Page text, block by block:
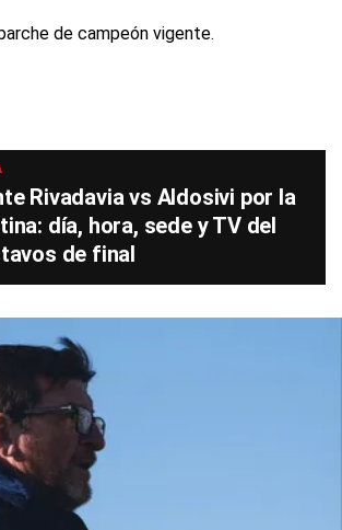
Rivadavia vs Aldosivi por la
día, hora, sede y TV del
de final